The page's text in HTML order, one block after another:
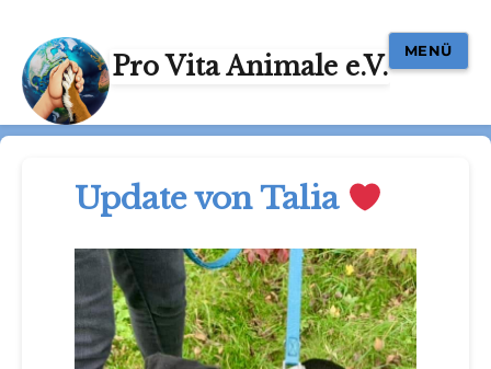
Pro Vita Animale e.V.
MENÜ
Update von Talia